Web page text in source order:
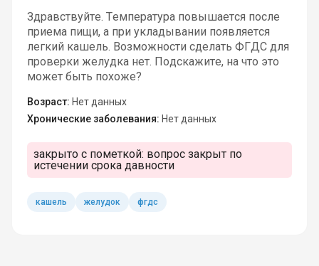
Здравствуйте. Температура повышается после
приема пищи, а при укладывании появляется
легкий кашель. Возможности сделать ФГДС для
проверки желудка нет. Подскажите, на что это
может быть похоже?
Возраст: Нет данных
Хронические заболевания: Нет данных
закрыто с пометкой: вопрос закрыт по
истечении срока давности
кашель желудок фгдс